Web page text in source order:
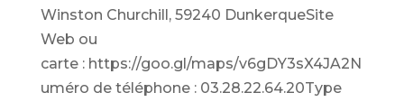
Winston Churchill, 59240 DunkerqueSite
Web ou
carte : https://goo.gl/maps/v6gDY3sX4JA2N
uméro de téléphone : 03.28.22.64.20Type